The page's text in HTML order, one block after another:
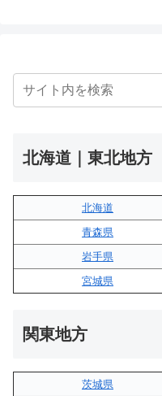
北海道｜東北地方
北海道
青森県
岩手県
宮城県
関東地方
茨城県